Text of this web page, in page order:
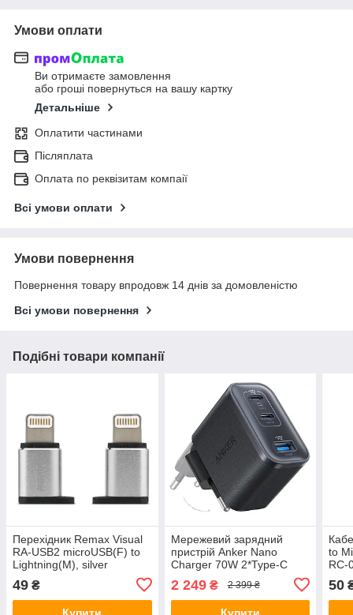
Умови оплати
Ви отримаєте замовлення
або гроші повернуться на вашу картку
Детальніше
Оплатити частинами
Післяплата
Оплата по реквізитам компаії
Всі умови оплати
Умови повернення
Повернення товару впродовж 14 днів за домовленістю
Всі умови повернення
Подібні товари компанії
Перехідник Remax Visual
RA-USB2 microUSB(F) to
Lightning(M), silver
49 ₴
Купити
Мережевий зарядний
пристрій Anker Nano
Charger 70W 2*Type-C
1*USB (A121AL11) Black
2 249₴ 2 399 ₴
Купити
to
RC-
50